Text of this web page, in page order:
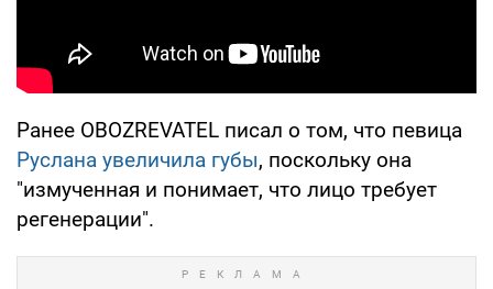
Ранее OBOZREVATEL писал о том, что певица
Руслана увеличила губы, поскольку она
"измученная и понимает, что лицо требует
регенерации".